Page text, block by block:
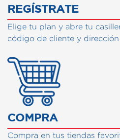
REGÍSTRATE
Elige tu plan y abre tu
código de cliente y dirección
COMPRA
Compra en tus tiendas